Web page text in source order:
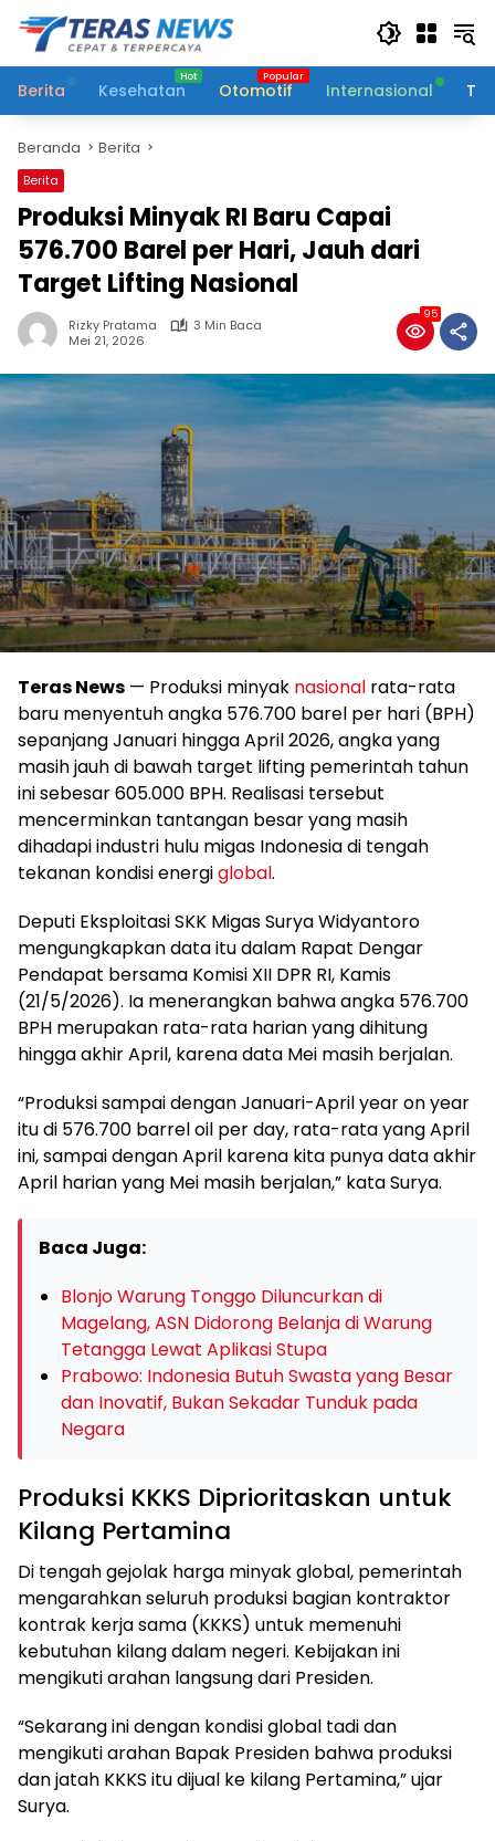
Langsung
konten
Berita
Kesehatan Otomotif Internasional
Beranda Berita
Berita
Produksi Minyak RI Baru Capai
576.700 Barel per Hari, Jauh dari
Target Lifting Nasional
Rizky Pratama
3 Min Baca
Mei 21, 2026
95
Teras News — Produksi minyak nasional rata-rata
baru menyentuh angka 576.700 barel per hari (BPH)
sepanjang Januari hingga April 2026, angka yang
masih jauh di bawah target lifting pemerintah tahun
ini sebesar 605.000 BPH. Realisasi tersebut
mencerminkan tantangan besar yang masih
dihadapi industri hulu migas Indonesia di tengah
tekanan kondisi energiglobal.
Deputi Eksploitasi SKK Migas Surya Widyantoro
mengungkapkan data itu dalam Rapat Dengar
Pendapat bersama Komisi XII DPR RI, Kamis
(21/5/2026). Ia menerangkan bahwa angka 576.700
BPH merupakan rata-rata harian yang dihitung
hingga akhir April, karena data Mei masih berjalan.
“Produksi sampai dengan Januari-April year on year
itu di 576.700 barrel oil per day, rata-rata yang April
ini, sampai dengan April karena kita punya data akhir
April harian yang Mei masih berjalan,” kata Surya.
Baca Juga:
Blonjo Warung Tonggo Diluncurkan di
Magelang, ASN Didorong Belanja di Warung
Tetangga Lewat Aplikasi Stupa
Prabowo: Indonesia Butuh Swasta yang Besar
dan Inovatif, Bukan Sekadar Tunduk pada
Negara
Produksi KKKS Diprioritaskan untuk
Kilang Pertamina
Di tengah gejolak harga minyak global, pemerintah
mengarahkan seluruh produksi bagian kontraktor
kontrak kerja sama (KKKS) untuk memenuhi
kebutuhan kilang dalam negeri. Kebijakan ini
mengikuti arahan langsung dari Presiden.
“Sekarang ini dengan kondisi global tadi dan
mengikuti arahan Bapak Presiden bahwa produksi
dan jatah KKKS itu dijual ke kilang Pertamina,” ujar
Surya.